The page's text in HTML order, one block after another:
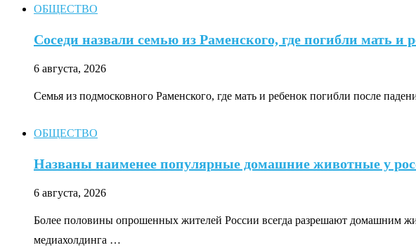
ОБЩЕСТВО
Соседи назвали семью из Раменского, где погибли мать
6 августа, 2026
Семья из подмосковного Раменского, где мать и ребенок погибли после
ОБЩЕСТВО
Названы наименее популярные домашние животные у
6 августа, 2026
Более половины опрошенных жителей России всегда разрешают домашним
медиахолдинга …